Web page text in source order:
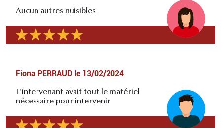
Aucun autres nuisibles
Fiona PERRAUD le 13/02/2024
L'intervenant avait tout le matériel
nécessaire pour intervenir